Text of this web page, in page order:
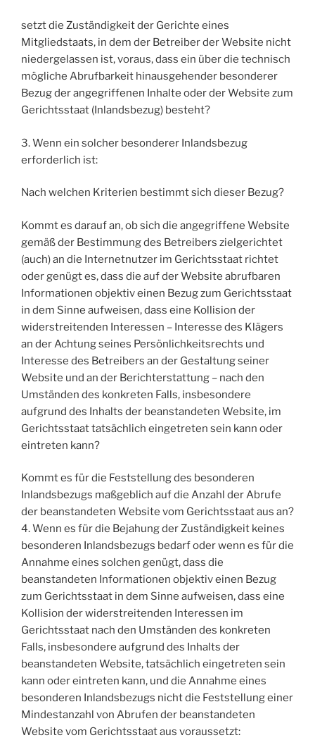
setzt die Zuständigkeit der Gerichte eines
Mitgliedstaats, in dem der Betreiber der Website nicht
niedergelassen ist, voraus, dass ein über die technisch
mögliche Abrufbarkeit hinausgehender besonderer
Bezug der angegriffenen Inhalte oder der Website zum
Gerichtsstaat (Inlandsbezug) besteht?
3. Wenn ein solcher besonderer Inlandsbezug
erforderlich ist:
Nach welchen Kriterien bestimmt sich dieser Bezug?
Kommt es darauf an, ob sich die angegriffene Website
gemäß der Bestimmung des Betreibers zielgerichtet
(auch) an die Internetnutzer im Gerichtsstaat richtet
oder genügt es, dass die auf der Website abrufbaren
Informationen objektiv einen Bezug zum Gerichtsstaat
in dem Sinne aufweisen, dass eine Kollision der
widerstreitenden Interessen – Interesse des Klägers
an der Achtung seines Persönlichkeitsrechts und
Interesse des Betreibers an der Gestaltung seiner
Website und an der Berichterstattung – nach den
Umständen des konkreten Falls, insbesondere
aufgrund des Inhalts der beanstandeten Website, im
Gerichtsstaat tatsächlich eingetreten sein kann oder
eintreten kann?
Kommt es für die Feststellung des besonderen
Inlandsbezugs maßgeblich auf die Anzahl der Abrufe
der beanstandeten Website vom Gerichtsstaat aus an?
4. Wenn es für die Bejahung der Zuständigkeit keines
besonderen Inlandsbezugs bedarf oder wenn es für die
Annahme eines solchen genügt, dass die
beanstandeten Informationen objektiv einen Bezug
zum Gerichtsstaat in dem Sinne aufweisen, dass eine
Kollision der widerstreitenden Interessen im
Gerichtsstaat nach den Umständen des konkreten
Falls, insbesondere aufgrund des Inhalts der
beanstandeten Website, tatsächlich eingetreten sein
kann oder eintreten kann, und die Annahme eines
besonderen Inlandsbezugs nicht die Feststellung einer
Mindestanzahl von Abrufen der beanstandeten
Website vom Gerichtsstaat aus voraussetzt: